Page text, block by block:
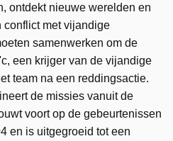
ontdekt nieuwe werelden en
conflict met vijandige
samenwerken om de
een krijger van de vijandige
team na een reddingsactie.
de missies vanuit de
voort op de gebeurtenissen
en is uitgegroeid tot een